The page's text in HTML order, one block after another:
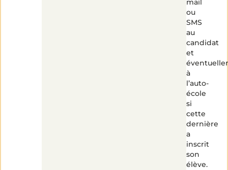
mail
ou
SMS
au
candidat
et
à
l’auto-
école
si
cette
dernière
a
inscrit
son
élève.